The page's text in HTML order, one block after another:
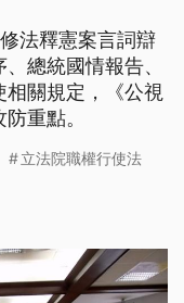
法釋憲案言詞辯
總統國情報告、
關規定，《公視
重點。
立法院職權行使法